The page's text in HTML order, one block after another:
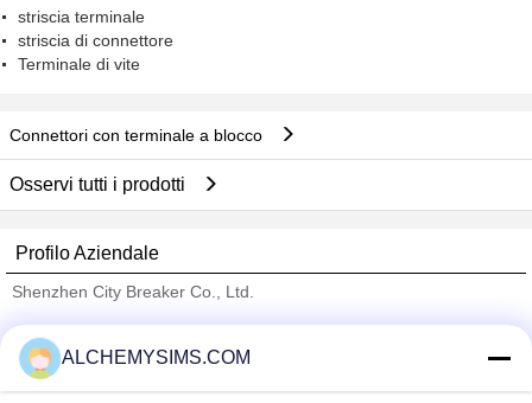
striscia terminale
striscia di connettore
Terminale di vite
Connettori con terminale a blocco
Osservi tutti i prodotti
Profilo Aziendale
Shenzhen City Breaker Co., Ltd.
Trust Seal
Verified Suplier
ALCHEMYSIMS.COM